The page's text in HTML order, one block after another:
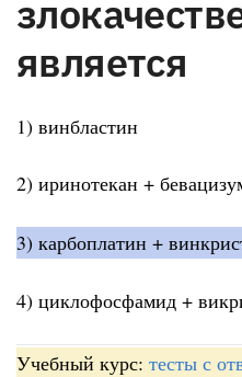
является
1) винбластин
2) иринотекан +
3) карбоплатин +
4) циклофосфамид +
Учебный курс: тесты с